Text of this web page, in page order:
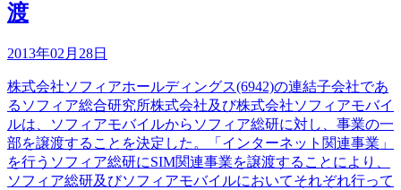
渡
2013年02月28日
株式会社ソフィアホールディングス(6942)の連結子会社であ
るソフィア総合研究所株式会社及び株式会社ソフィアモバイ
ルは、ソフィアモバイルからソフィア総研に対し、事業の一
部を譲渡することを決定した。「インターネット関連事業」
を行うソフィア総研にSIM関連事業を譲渡することにより、
ソフィア総研及びソフィアモバイルにおいてそれぞれ行って